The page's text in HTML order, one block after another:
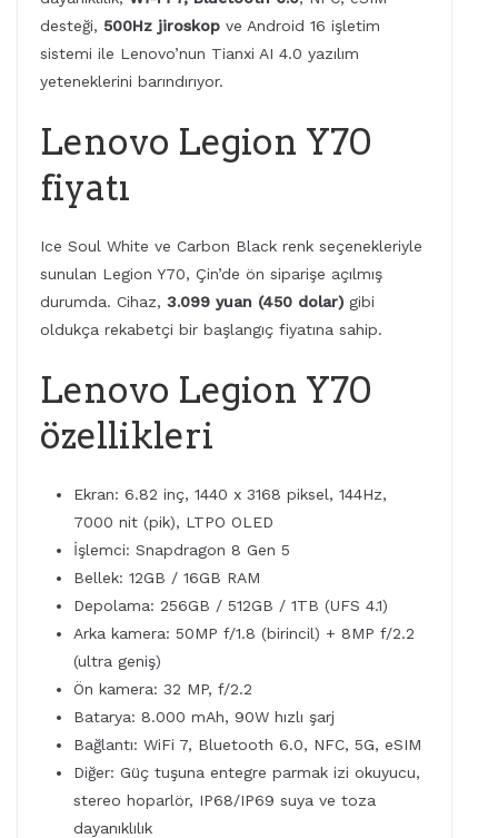
desteği, 500Hz jiroskop ve Android 16 işletim
sistemi ile Lenovo’nun Tianxi AI 4.0 yazılım
yeteneklerini barındırıyor.
Lenovo Legion Y70
fiyatı
Ice Soul White ve Carbon Black renk seçenekleriyle
sunulan Legion Y70, Çin’de ön siparişe açılmış
durumda. Cihaz, 3.099 yuan (450 dolar) gibi
oldukça rekabetçi bir başlangıç fiyatına sahip.
Lenovo Legion Y70
özellikleri
Ekran: 6.82 inç, 1440 x 3168 piksel, 144Hz,
7000 nit (pik), LTPO OLED
İşlemci: Snapdragon 8 Gen 5
Bellek: 12GB / 16GB RAM
Depolama: 256GB / 512GB / 1TB (UFS 4.1)
Arka kamera: 50MP f/1.8 (birincil) + 8MP f/2.2
(ultra geniş)
Ön kamera: 32 MP, f/2.2
Batarya: 8.000 mAh, 90W hızlı şarj
Bağlantı: WiFi 7, Bluetooth 6.0, NFC, 5G, eSIM
Diğer: Güç tuşuna entegre parmak izi okuyucu,
stereo hoparlör, IP68/IP69 suya ve toza
dayanıklılık